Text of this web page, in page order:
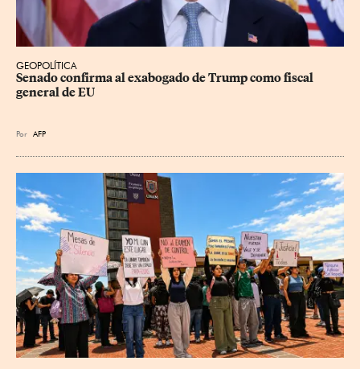
GEOPOLÍTICA
Senado confirma al exabogado de Trump como fiscal
general de EU
Por AFP